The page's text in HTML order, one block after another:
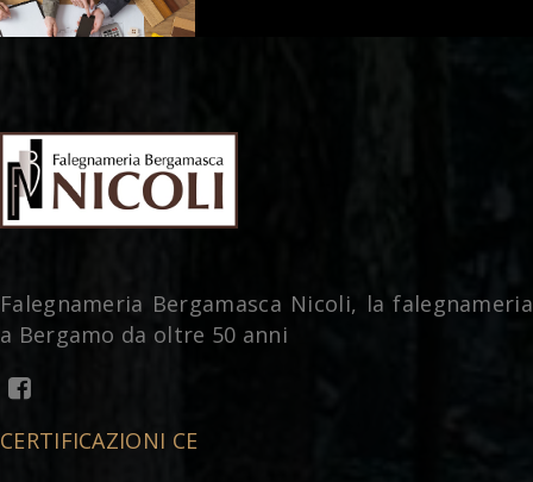
Falegnameria Bergamasca Nicoli, la falegnameria
a Bergamo da oltre 50 anni
CERTIFICAZIONI CE